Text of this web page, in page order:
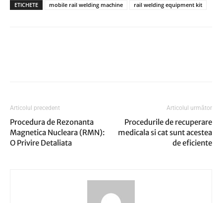
ETICHETE mobile rail welding machine rail welding equipment kit
Articolul precedent
Procedura de Rezonanta
Magnetica Nucleara (RMN):
O Privire Detaliata
Articolul următor
Procedurile de recuperare
medicala si cat sunt acestea
de eficiente